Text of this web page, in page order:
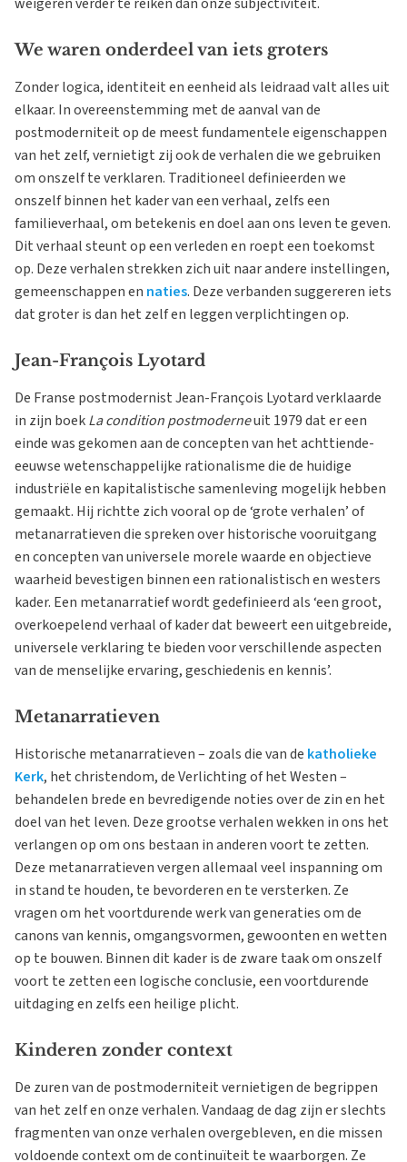
We waren onderdeel van iets groters
Zonder logica, identiteit en eenheid als leidraad valt alles uit
elkaar. In overeenstemming met de aanval van de
postmoderniteit op de meest fundamentele eigenschappen
van het zelf, vernietigt zij ook de verhalen die we gebruiken
om onszelf te verklaren. Traditioneel definieerden we
onszelf binnen het kader van een verhaal, zelfs een
familieverhaal, om betekenis en doel aan ons leven te geven.
Dit verhaal steunt op een verleden en roept een toekomst
op. Deze verhalen strekken zich uit naar andere instellingen,
gemeenschappen en naties. Deze verbanden suggereren iets
dat groter is dan het zelf en leggen verplichtingen op.
Jean-François Lyotard
De Franse postmodernist Jean-François Lyotard verklaarde
in zijn boekLa condition postmoderneuit 1979 dat er een
einde was gekomen aan de concepten van het achttiende-
eeuwse wetenschappelijke rationalisme die de huidige
industriële en kapitalistische samenleving mogelijk hebben
gemaakt. Hij richtte zich vooral op de ‘grote verhalen’ of
metanarratieven die spreken over historische vooruitgang
en concepten van universele morele waarde en objectieve
waarheid bevestigen binnen een rationalistisch en westers
kader. Een metanarratief wordt gedefinieerd als ‘een groot,
overkoepelend verhaal of kader dat beweert een uitgebreide,
universele verklaring te bieden voor verschillende aspecten
van de menselijke ervaring, geschiedenis en kennis’.
Metanarratieven
Historische metanarratieven – zoals die van de katholieke
Kerk, het christendom, de Verlichting of het Westen –
behandelen brede en bevredigende noties over de zin en het
doel van het leven. Deze grootse verhalen wekken in ons het
verlangen op om ons bestaan in anderen voort te zetten.
Deze metanarratieven vergen allemaal veel inspanning om
in stand te houden, te bevorderen en te versterken. Ze
vragen om het voortdurende werk van generaties om de
canons van kennis, omgangsvormen, gewoonten en wetten
op te bouwen. Binnen dit kader is de zware taak om onszelf
voort te zetten een logische conclusie, een voortdurende
uitdaging en zelfs een heilige plicht.
Kinderen zonder context
De zuren van de postmoderniteit vernietigen de begrippen
van het zelf en onze verhalen. Vandaag de dag zijn er slechts
fragmenten van onze verhalen overgebleven, en die missen
voldoende context om de continuïteit te waarborgen. Ze